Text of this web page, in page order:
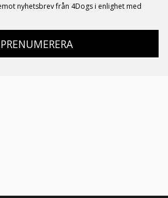
nyhetsbrev från 4Dogs i enlighet med
PRENUMERERA